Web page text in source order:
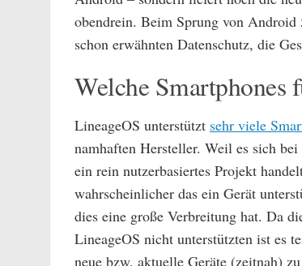
obendrein. Beim Sprung von
schon erwähnten Datenschutz, die
Welche Smartphones
LineageOS unterstützt sehr viele
namhaften Hersteller. Weil es sich
ein rein nutzerbasiertes Projekt
wahrscheinlicher das ein Gerät
dies eine große Verbreitung hat. Da
LineageOS nicht unterstützten ist es
neue bzw. aktuelle Geräte (zeitnah)